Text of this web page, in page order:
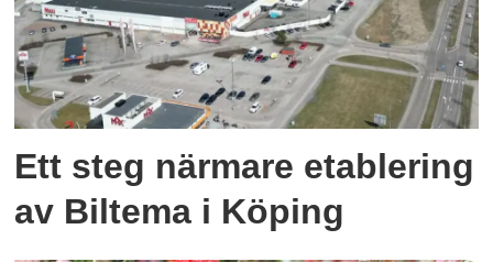
Ett steg närmare etablering
av Biltema i Köping